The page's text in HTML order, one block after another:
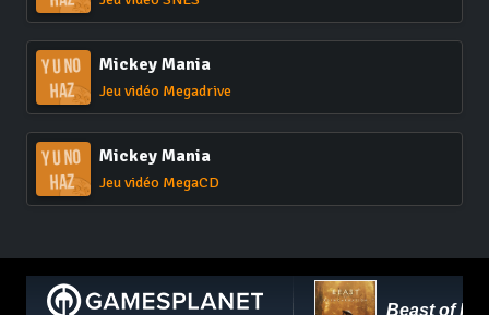
Mickey Mania
Jeu vidéo Megadrive
Mickey Mania
Jeu vidéo MegaCD